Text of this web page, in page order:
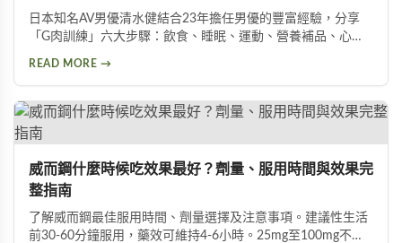
日本知名AV男優清水健結合23年擔任男優的豐富經驗，分享
「G肉訓練」六大步驟：飲食、睡眠、運動、營養補品、心
READ MORE →
威而鋼什麼時候吃效果最好？劑量、服用時間與效果完
整指南
了解威而鋼最佳服用時間、劑量選擇及注意事項。建議性生活
前30-60分鐘服用，藥效可維持4-6小時。25mg至100mg不同